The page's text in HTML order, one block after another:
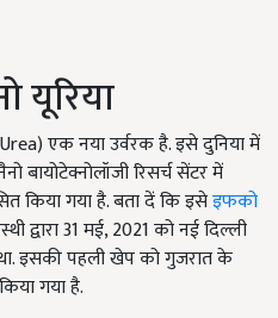
यूरिया
एक नया उर्वरक है. इसे दुनिया में
बायोटेक्नोलॉजी रिसर्च सेंटर में
किया गया है. बता दें कि इसेइफको
31 मई, 2021 को नई दिल्ली
इसकी पहली खेप को गुजरात के
गया है.